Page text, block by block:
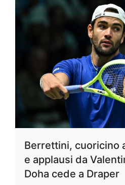
Berrettini, cuoricino
e applausi da
Doha cede a Draper